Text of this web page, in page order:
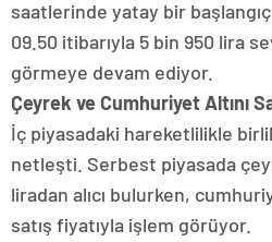
saatlerinde yatay bir
09.50 itibarıyla 5 bin 950 lira
görmeye devam ediyor.
Çeyrek ve Cumhuriyet Altını
İç piyasadaki hareketlilikle
netleşti. Serbest piyasada
liradan alıcı bulurken,
satış fiyatıyla işlem görüyor.